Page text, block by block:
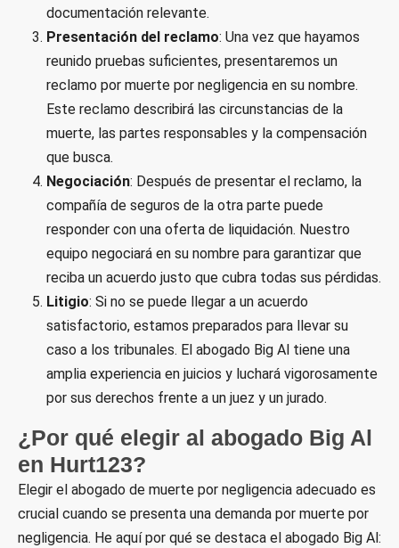
documentación relevante.
Presentación del reclamo: Una vez que hayamos
reunido pruebas suficientes, presentaremos un
reclamo por muerte por negligencia en su nombre.
Este reclamo describirá las circunstancias de la
muerte, las partes responsables y la compensación
que busca.
Negociación: Después de presentar el reclamo, la
compañía de seguros de la otra parte puede
responder con una oferta de liquidación. Nuestro
equipo negociará en su nombre para garantizar que
reciba un acuerdo justo que cubra todas sus pérdidas.
Litigio: Si no se puede llegar a un acuerdo
satisfactorio, estamos preparados para llevar su
caso a los tribunales. El abogado Big Al tiene una
amplia experiencia en juicios y luchará vigorosamente
por sus derechos frente a un juez y un jurado.
¿Por qué elegir al abogado Big Al
en Hurt123?
Elegir el abogado de muerte por negligencia adecuado es
crucial cuando se presenta una demanda por muerte por
negligencia. He aquí por qué se destaca el abogado Big Al: